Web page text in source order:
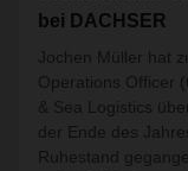
bei DACHSER
Jochen Müller hat
Operations Officer
& Sea Logistics
der Ende des
Ruhestand